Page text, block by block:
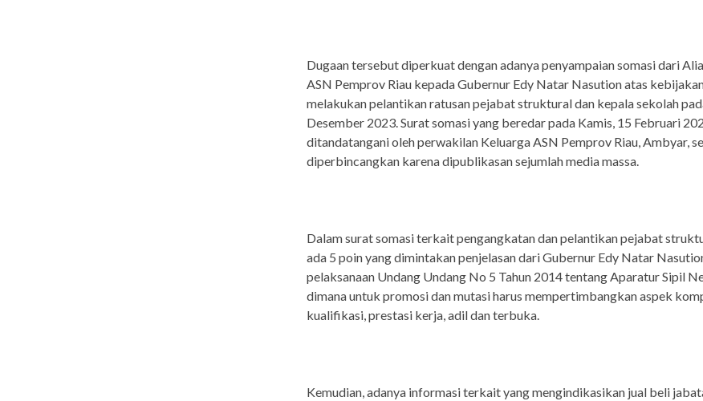
Dugaan tersebut diperkuat dengan adanya penyampaian somasi dari
ASN Pemprov Riau kepada Gubernur Edy Natar Nasution atas
melakukan pelantikan ratusan pejabat struktural dan kepala sekolah
Desember 2023. Surat somasi yang beredar pada Kamis, 15 Februari
ditandatangani oleh perwakilan Keluarga ASN Pemprov Riau, Ambyar,
diperbincangkan karena dipublikasan sejumlah media massa.
Dalam surat somasi terkait pengangkatan dan pelantikan pejabat
ada 5 poin yang dimintakan penjelasan dari Gubernur Edy Natar
pelaksanaan Undang Undang No 5 Tahun 2014 tentang Aparatur Sipil
dimana untuk promosi dan mutasi harus mempertimbangkan aspek
kualifikasi, prestasi kerja, adil dan terbuka.
Kemudian, adanya informasi terkait yang mengindikasikan jual beli